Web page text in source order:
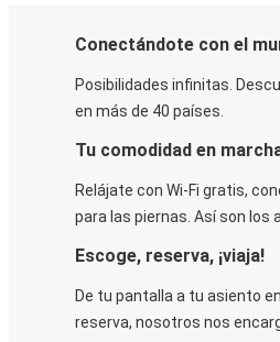
Conectándote con el
Posibilidades infinitas.
en más de 40 países.
Tu comodidad en
Relájate con Wi-Fi gratis,
para las piernas. Así son los
Escoge, reserva, ¡viaja!
De tu pantalla a tu asiento
reserva, nosotros nos